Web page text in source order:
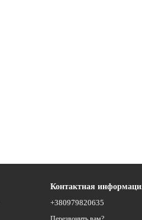
Контактная
+380979820635